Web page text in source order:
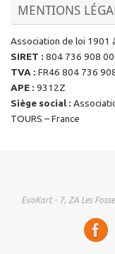
MENTIONS
Association de loi 1901
SIRET : 804 736 908
TVA : FR46 804 736
APE : 9312Z
Siège social :
TOURS – France
EvoKart - 7, ZA Les